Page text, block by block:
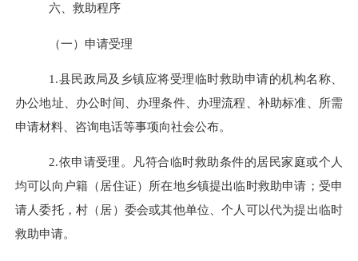
六、救助程序
（一）申请受理
1.县民政局及乡镇应将受理临时救助申请的机构名称、
办公地址、办公时间、办理条件、办理流程、补助标准、所需
申请材料、咨询电话等事项向社会公布。
2.依申请受理。凡符合临时救助条件的居民家庭或个人
均可以向户籍（居住证）所在地乡镇提出临时救助申请；受申
请人委托，村（居）委会或其他单位、个人可以代为提出临时
救助申请。